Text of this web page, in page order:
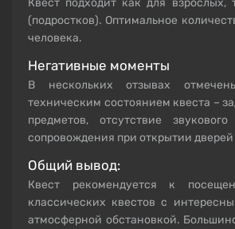
(подростков). Оптимальное
человека.
Негативные моменты
В нескольких отзывах
техническим состоянием квеста –
предметов, отсутствие
сопровождения при открытии
Общий вывод:
Квест рекомендуется к
классических квестов с
атмосферной обстановкой.